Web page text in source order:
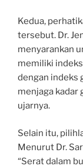
Kedua,
tersebut. Dr.
menyarankan
memiliki
dengan indeks
menjaga kadar
ujarnya.
Selain itu,
Menurut Dr.
“Serat dalam